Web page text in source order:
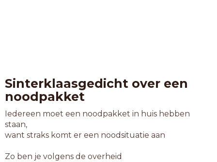
Sinterklaasgedicht over een
noodpakket
Iedereen moet een noodpakket in huis hebben
staan,
want straks komt er een noodsituatie aan
Zo ben je volgens de overheid